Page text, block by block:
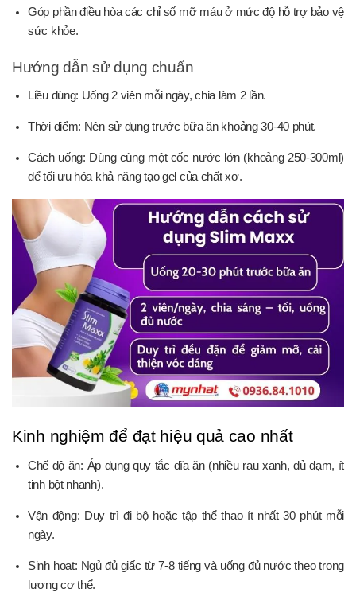
Góp phần điều hòa các chỉ số mỡ máu ở mức độ hỗ trợ bảo vệ
sức khỏe.
Hướng dẫn sử dụng chuẩn
Liều dùng: Uống 2 viên mỗi ngày, chia làm 2 lần.
Thời điểm: Nên sử dụng trước bữa ăn khoảng 30-40 phút.
Cách uống: Dùng cùng một cốc nước lớn (khoảng 250-300ml)
để tối ưu hóa khả năng tạo gel của chất xơ.
Kinh nghiệm để đạt hiệu quả cao nhất
Chế độ ăn: Áp dụng quy tắc đĩa ăn (nhiều rau xanh, đủ đạm, ít
tinh bột nhanh).
Vận động: Duy trì đi bộ hoặc tập thể thao ít nhất 30 phút mỗi
ngày.
Sinh hoạt: Ngủ đủ giấc từ 7-8 tiếng và uống đủ nước theo trọng
lượng cơ thể.